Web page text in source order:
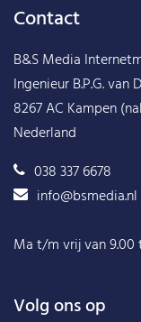
Contact
B&S Media
Ingenieur B.P.G. van
8267 AC Kampen
Nederland
038 337 6678
info@bsmedia.nl
Ma t/m vrij van 9.00
Volg ons op